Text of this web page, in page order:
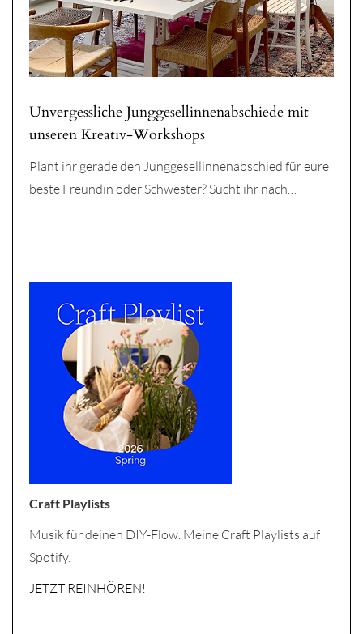
Unvergessliche Junggesellinnenabschiede mit
unseren Kreativ-Workshops
Plant ihr gerade den Junggesellinnenabschied für eure
beste Freundin oder Schwester? Sucht ihr nach…
Craft Playlists
Musik für deinen DIY-Flow. Meine Craft Playlists auf
Spotify.
JETZT REINHÖREN!